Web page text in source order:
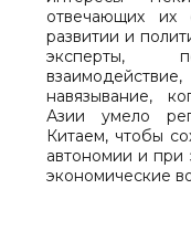
отвечающих их
развитии и
эксперты,
навязывание,
Азии умело
Китаем, чтобы
автономии и при
экономические